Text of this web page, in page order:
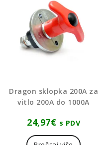
Dragon sklopka 200A za
vitlo 200A do 1000A
24,97€ s PDV